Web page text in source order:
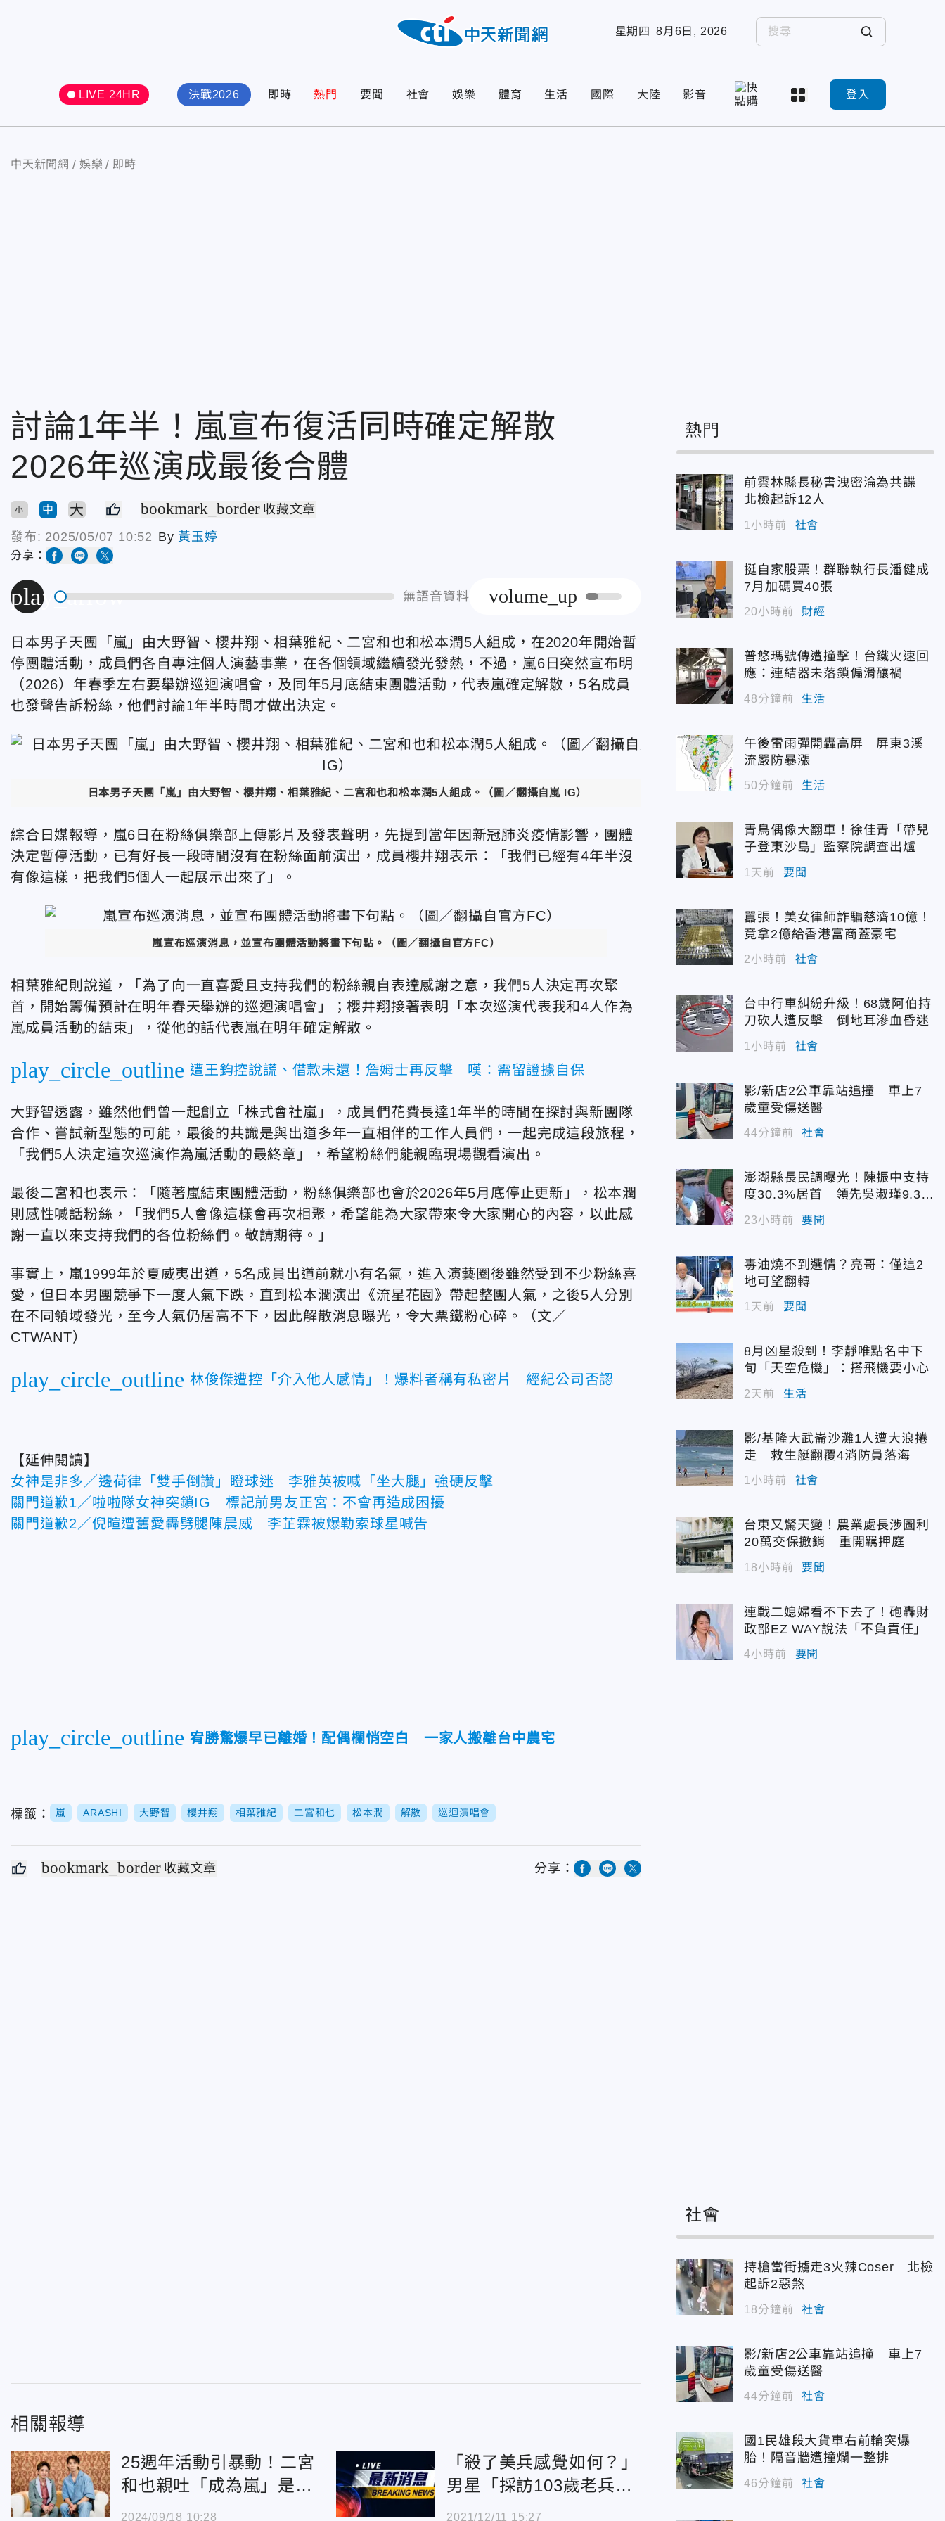
星期四 8月6日, 2026
LIVE 24HR 決戰2026 即時 熱門 要聞 社會 娛樂 體育 生活 國際 大陸 影音 登入
中天新聞網 娛樂 即時
討論1年半！嵐宣布復活同時確定解散
2026年巡演成最後合體
小 中 大 bookmark_border 收藏文章
發布: 2025/05/07 10:52 By 黃玉婷
分享：
play_arrow 無語音資料 volume_up
日本男子天團「嵐」由大野智、櫻井翔、相葉雅紀、二宮和也和松本潤5人組成，在2020年開始暫
停團體活動，成員們各自專注個人演藝事業，在各個領域繼續發光發熱，不過，嵐6日突然宣布明
（2026）年春季左右要舉辦巡迴演唱會，及同年5月底結束團體活動，代表嵐確定解散，5名成員
也發聲告訴粉絲，他們討論1年半時間才做出決定。
日本男子天團「嵐」由大野智、櫻井翔、相葉雅紀、二宮和也和松本潤5人組成。（圖／翻攝自嵐 IG）
綜合日媒報導，嵐6日在粉絲俱樂部上傳影片及發表聲明，先提到當年因新冠肺炎疫情影響，團體
決定暫停活動，已有好長一段時間沒有在粉絲面前演出，成員櫻井翔表示：「我們已經有4年半沒
有像這樣，把我們5個人一起展示出來了」。
嵐宣布巡演消息，並宣布團體活動將畫下句點。（圖／翻攝自官方FC）
相葉雅紀則說道，「為了向一直喜愛且支持我們的粉絲親自表達感謝之意，我們5人決定再次聚
首，開始籌備預計在明年春天舉辦的巡迴演唱會」；櫻井翔接著表明「本次巡演代表我和4人作為
嵐成員活動的結束」，從他的話代表嵐在明年確定解散。
play_circle_outline 遭王鈞控說謊、借款未還！詹姆士再反擊 嘆：需留證據自保
大野智透露，雖然他們曾一起創立「株式會社嵐」，成員們花費長達1年半的時間在探討與新團隊
合作、嘗試新型態的可能，最後的共識是與出道多年一直相伴的工作人員們，一起完成這段旅程，
「我們5人決定這次巡演作為嵐活動的最終章」，希望粉絲們能親臨現場觀看演出。
最後二宮和也表示：「隨著嵐結束團體活動，粉絲俱樂部也會於2026年5月底停止更新」，松本潤
則感性喊話粉絲，「我們5人會像這樣會再次相聚，希望能為大家帶來令大家開心的內容，以此感
謝一直以來支持我們的各位粉絲們。敬請期待。」
事實上，嵐1999年於夏威夷出道，5名成員出道前就小有名氣，進入演藝圈後雖然受到不少粉絲喜
愛，但日本男團競爭下一度人氣下跌，直到松本潤演出《流星花園》帶起整團人氣，之後5人分別
在不同領域發光，至今人氣仍居高不下，因此解散消息曝光，令大票鐵粉心碎。
（文／
CTWANT）
play_circle_outline 林俊傑遭控「介入他人感情」！爆料者稱有私密片 經紀公司否認
【延伸閱讀】
女神是非多／邊荷律「雙手倒讚」瞪球迷 李雅英被喊「坐大腿」強硬反擊
關門道歉1／啦啦隊女神突鎖IG 標記前男友正宮：不會再造成困擾
關門道歉2／倪暄遭舊愛轟劈腿陳晨威 李芷霖被爆勒索球星喊告
play_circle_outline 宥勝驚爆早已離婚！配偶欄悄空白 一家人搬離台中農宅
標籤： 嵐 ARASHI 大野智 櫻井翔 相葉雅紀 二宮和也 松本潤 解散 巡迴演唱會
bookmark_border 收藏文章 分享：
相關報導
25週年活動引暴動！二宮
和也親吐「成為嵐」是最
大人生幸事 認「不信
2024/09/18 10:28
「殺了美兵感覺如何？」
男星「採訪103歲老兵失
言」網怒轟：用一輩子反
2021/12/11 15:27
熱門
前雲林縣長秘書洩密淪為共諜
北檢起訴12人
1小時前 社會
挺自家股票！群聯執行長潘健成
7月加碼買40張
20小時前 財經
普悠瑪號傳遭撞擊！台鐵火速回
應：連結器未落鎖偏滑釀禍
48分鐘前 生活
午後雷雨彈開轟高屏 屏東3溪
流嚴防暴漲
50分鐘前 生活
青鳥偶像大翻車！徐佳青「帶兒
子登東沙島」監察院調查出爐
1天前 要聞
囂張！美女律師詐騙慈濟10億！
竟拿2億給香港富商蓋豪宅
2小時前 社會
台中行車糾紛升級！68歲阿伯持
刀砍人遭反擊 倒地耳滲血昏迷
1小時前 社會
影/新店2公車靠站追撞 車上7
歲童受傷送醫
44分鐘前 社會
澎湖縣長民調曝光！陳振中支持
度30.3%居首 領先吳淑瑾9.3個
百分點
23小時前 要聞
毒油燒不到選情？亮哥：僅這2
地可望翻轉
1天前 要聞
8月凶星殺到！李靜唯點名中下
旬「天空危機」：搭飛機要小心
2天前 生活
影/基隆大武崙沙灘1人遭大浪捲
走 救生艇翻覆4消防員落海
1小時前 社會
台東又驚天變！農業處長涉圖利
20萬交保撤銷 重開羈押庭
18小時前 要聞
連戰二媳婦看不下去了！砲轟財
政部EZ WAY說法「不負責任」
4小時前 要聞
社會
持槍當街擄走3火辣Coser 北檢
起訴2惡煞
18分鐘前 社會
影/新店2公車靠站追撞 車上7
歲童受傷送醫
44分鐘前 社會
國1民雄段大貨車右前輪突爆
胎！隔音牆遭撞爛一整排
46分鐘前 社會